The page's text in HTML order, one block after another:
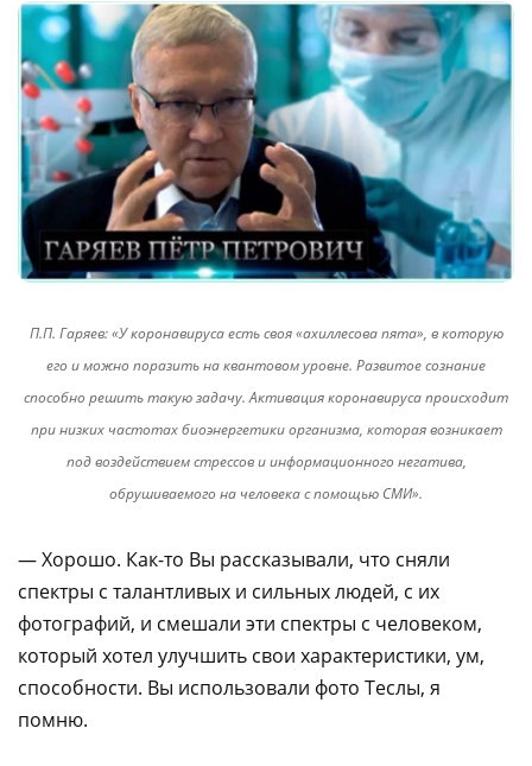
П.П. Гаряев: «У коронавируса есть своя «ахиллесова пята», в которую
его и можно поразить на квантовом уровне. Развитое сознание
способно решить такую задачу. Активация коронавируса происходит
при низких частотах биоэнергетики организма, которая возникает
под воздействием стрессов и информационного негатива,
обрушиваемого на человека с помощью СМИ».
— Хорошо. Как-то Вы рассказывали, что сняли
спектры с талантливых и сильных людей, с их
фотографий, и смешали эти спектры с человеком,
который хотел улучшить свои характеристики, ум,
способности. Вы использовали фото Теслы, я
помню.